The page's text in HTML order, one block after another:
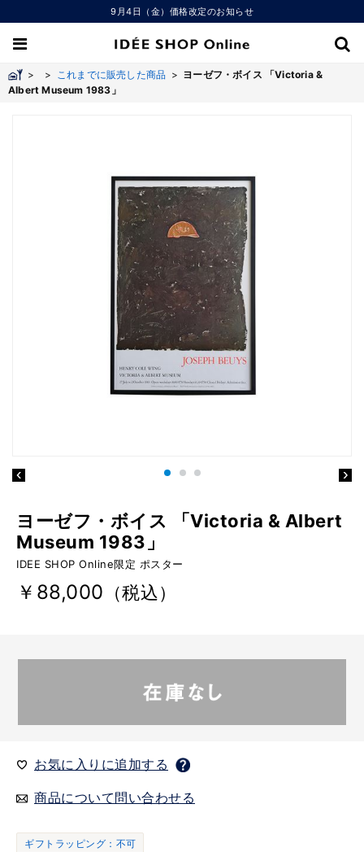
9月4日（金）価格改定のお知らせ
> > これまでに販売した商品 > ヨーゼフ・ボイス 「Victoria &
Albert Museum 1983」
ヨーゼフ・ボイス 「Victoria & Albert
Museum 1983」
IDEE SHOP Online限定 ポスター
￥88,000 （税込）
お気に入りに追加する
商品について問い合わせる
ギフトラッピング：不可